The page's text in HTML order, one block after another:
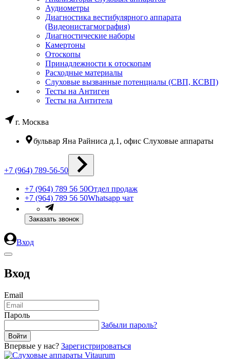
Аудиометры
Диагностика вестибулярного аппарата
(Видеонистагмография)
Диагностические наборы
Камертоны
Отоскопы
Принадлежности к отоскопам
Расходные материалы
Слуховые вызванные потенциалы (СВП, КСВП)
Тесты на Антиген
Тесты на Антитела
г. Москва
бульвар Яна Райниса д.1, офис Слуховые аппараты
+7 (964) 789-56-50
+7 (964) 789 56 50Отдел продаж
+7 (964) 789 56 50Whatsapp чат
Заказать звонок
Вход
Вход
Email
Пароль
Забыли пароль?
Впервые у нас? Зарегистрироваться